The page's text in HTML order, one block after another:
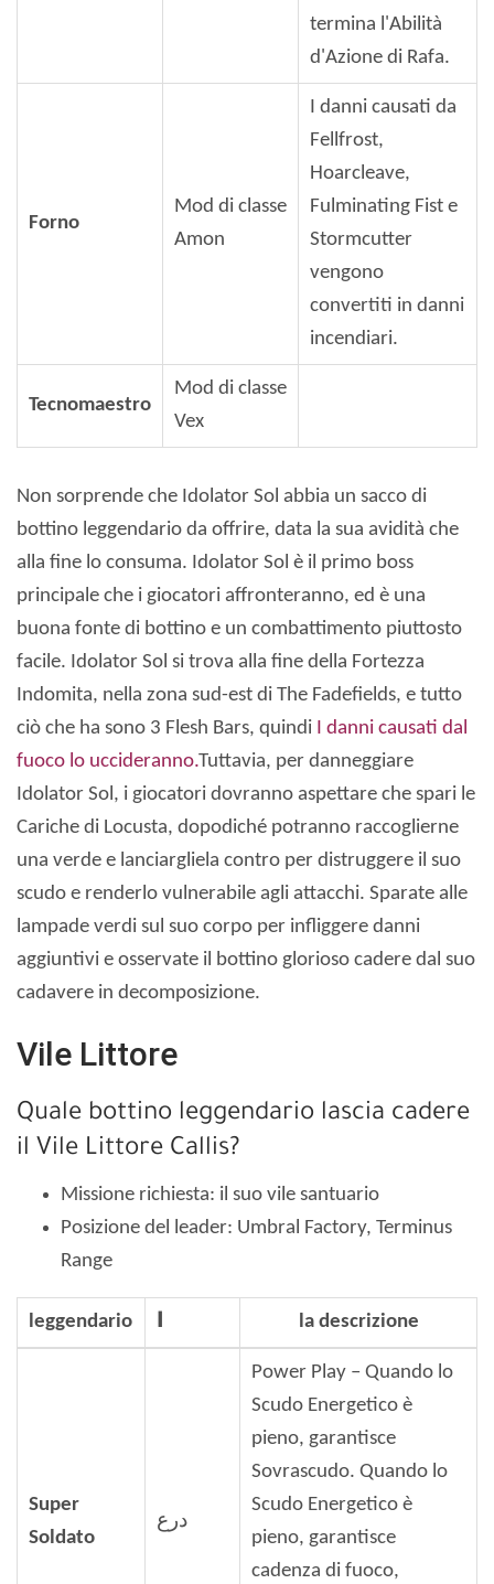
termina l'Abilità
d'Azione di Rafa.
Forno
Mod di classe
Amon
I danni causati da
Fellfrost,
Hoarcleave,
Fulminating Fist e
Stormcutter
vengono
convertiti in danni
incendiari.
Tecnomaestro
Mod di classe
Vex
Non sorprende che Idolator Sol abbia un sacco di
bottino leggendario da offrire, data la sua avidità che
alla fine lo consuma. Idolator Sol è il primo boss
principale che i giocatori affronteranno, ed è una
buona fonte di bottino e un combattimento piuttosto
facile. Idolator Sol si trova alla fine della Fortezza
Indomita, nella zona sud-est di The Fadefields, e tutto
ciò che ha sono 3 Flesh Bars, quindi I danni causati dal
fuoco lo uccideranno.Tuttavia, per danneggiare
Idolator Sol, i giocatori dovranno aspettare che spari le
Cariche di Locusta, dopodiché potranno raccoglierne
una verde e lanciargliela contro per distruggere il suo
scudo e renderlo vulnerabile agli attacchi. Sparate alle
lampade verdi sul suo corpo per infliggere danni
aggiuntivi e osservate il bottino glorioso cadere dal suo
cadavere in decomposizione.
Vile Littore
Quale bottino leggendario lascia cadere
il Vile Littore Callis?
Missione richiesta: il suo vile santuario
Posizione del leader: Umbral Factory, Terminus
Range
leggendario ا la descrizione
Super
Soldato
درع
Power Play – Quando lo
Scudo Energetico è
pieno, garantisce
Sovrascudo. Quando lo
Scudo Energetico è
pieno, garantisce
cadenza di fuoco,